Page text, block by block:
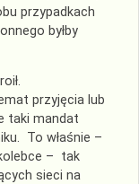
przypadkach
byłby
przyjęcia lub
taki mandat
To właśnie –
– tak
sieci na